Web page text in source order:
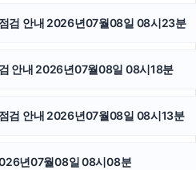
검 안내 2026년07월08일 08시23분
안내 2026년07월08일 08시18분
검 안내 2026년07월08일 08시13분
년07월08일 08시08분